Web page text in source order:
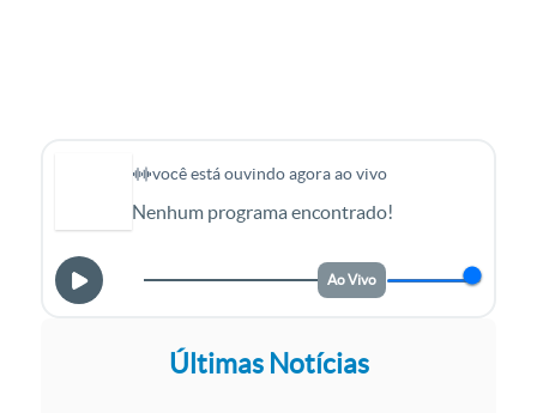
você está ouvindo agora ao vivo
Nenhum programa encontrado!
Ao Vivo
Últimas Notícias